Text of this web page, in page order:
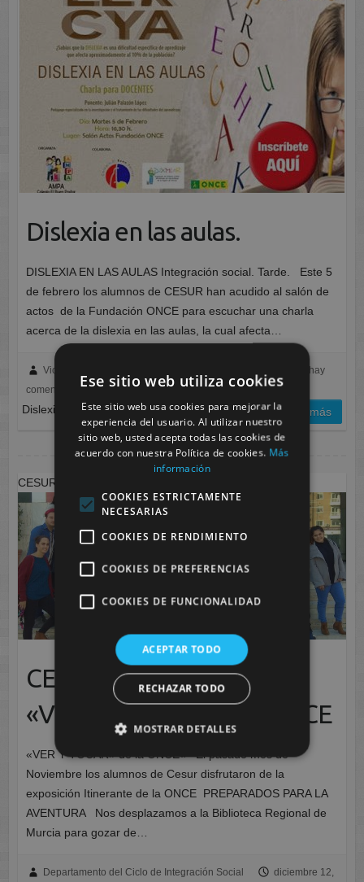
Dislexia en las aulas.
DISLEXIA EN LAS AULAS Integración social. Tarde. Este 5
de febrero los alumnos de CESUR han acudido al salón de
actos de la Fundación ONCE para escuchar una charla
acerca de la dislexia en las aulas, la cual afecta…
Victoria Galindo
No hay
comentarios
Dislexia en las aulas. leer más
CESUR en la exposición «VER Y TOCAR» de la ONCE
CESUR en la exposición
«VER Y TOCAR» de la ONCE
«VER Y TOCAR» de la ONCE« El pasado mes de
Noviembre los alumnos de Cesur disfrutaron de la
exposición Itinerante de la ONCE PREPARADOS PARA LA
AVENTURA Nos desplazamos a la Biblioteca Regional de
Murcia para gozar de…
Departamento del Ciclo de Integración Social
diciembre 12,
Ese sitio web utiliza cookies
Este sitio web usa cookies para mejorar la
experiencia del usuario. Al utilizar nuestro
sitio web, usted acepta todas las cookies de
acuerdo con nuestra Política de cookies. Más
información
COOKIES ESTRICTAMENTE
NECESARIAS
COOKIES DE RENDIMIENTO
COOKIES DE PREFERENCIAS
COOKIES DE FUNCIONALIDAD
ACEPTAR TODO
RECHAZAR TODO
MOSTRAR DETALLES